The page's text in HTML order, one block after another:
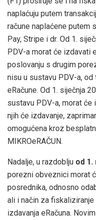
naplaćuju putem
račune naplaćene putem
Pay, Stripe i dr. Od 1.
PDV-a morat će izdavati
poslovanju s drugim
nisu u sustavu PDV-a,
eRačune. Od 1. siječnja
sustavu PDV-a, morat
njih će izdavanje,
omogućena kroz
MIKROeRAČUN.
Nadalje, u razdoblju od 1.
porezni obveznici morat
posrednika, odnosno
ali i način za fiskaliziranje
izdavanja eRačuna.